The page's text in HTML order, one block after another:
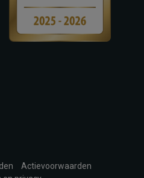
Actievoorwaarden